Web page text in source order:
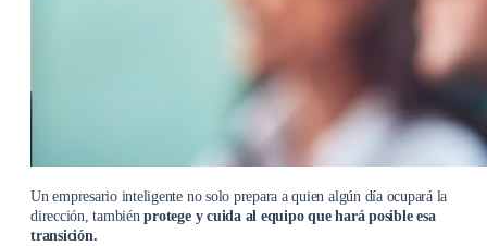
Un empresario inteligente no solo prepara a quien algún día ocupará la
dirección, tambiénprotege y cuida al equipo que hará posible esa
transición.